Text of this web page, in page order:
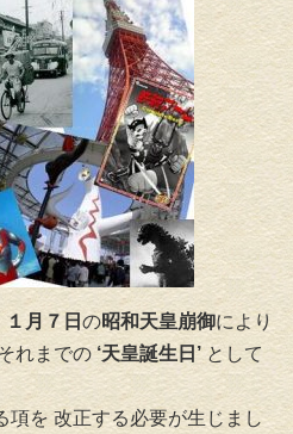
月７日 の昭和天皇崩御により
れまでの ‘天皇誕生日’ として
項を 改正する必要が生じまし